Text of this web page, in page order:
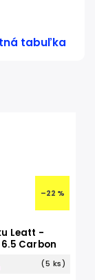
tabuľka
–22 %
Leatt -
Carbon
(5 ks)